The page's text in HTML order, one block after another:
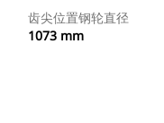
齿尖位置钢轮直径
1073 mm